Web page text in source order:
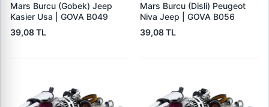
Mars Burcu (Gobek) Jeep
Kasier Usa | GOVA B049
39,08 TL
Mars Burcu (Disli) Peugeot
Niva Jeep | GOVA B056
39,08 TL